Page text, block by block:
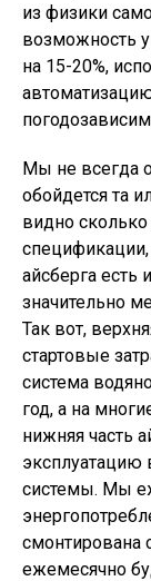
из физики
возможность
на 15-20%,
Мы не всегда
обойдется та
видно сколько
спецификации,
айсберга есть
значительно
Так вот,
стартовые
система
год, а на
нижняя часть
эксплуатацию
системы. Мы
смонтирована
ежемесячно